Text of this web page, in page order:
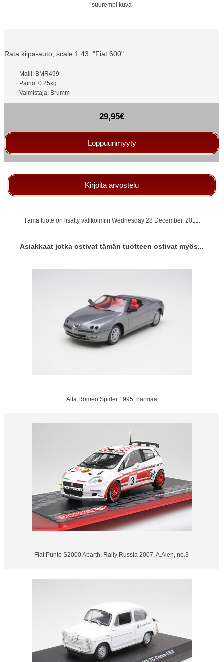
suurempi kuva
Rata kilpa-auto, scale 1:43. "Fiat 600"
Malli: BMR499
Paino: 0.25kg
Valmistaja: Brumm
29,95€
Loppuunmyyty
Kirjoita arvostelu
Tämä tuote on lisätty valikoimiin Wednesday 28 December, 2011.
Asiakkaat jotka ostivat tämän tuotteen ostivat myös...
Alfa Romeo Spider 1995, harmaa
Fiat Punto S2000 Abarth, Rally Russia 2007, A.Alen, no.3